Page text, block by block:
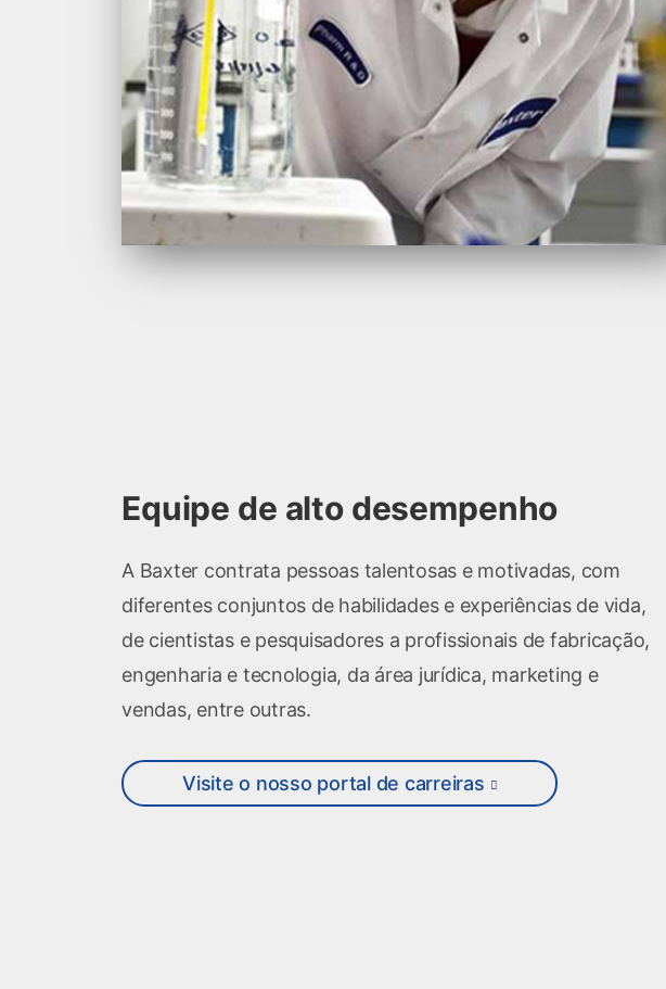
Equipe de alto desempenho
A Baxter contrata pessoas talentosas e motivadas, com
diferentes conjuntos de habilidades e experiências de vida,
de cientistas e pesquisadores a profissionais de fabricação,
engenharia e tecnologia, da área jurídica, marketing e
vendas, entre outras.
Visite o nosso portal de carreiras